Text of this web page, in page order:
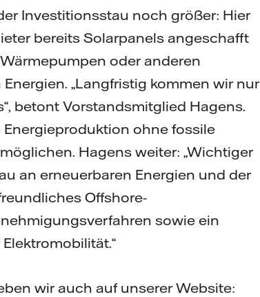
Investitionsstau noch größer: Hier
bereits Solarpanels angeschafft
oder anderen
„Langfristig kommen wir nur
betont Vorstandsmitglied Hagens.
ohne fossile
Hagens weiter: „Wichtiger
an erneuerbaren Energien und der
Offshore-
sowie ein
wir auch auf unserer Website: